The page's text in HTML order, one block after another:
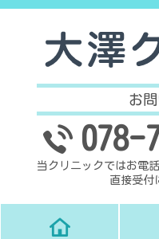
お
078-
当クリニックではお電
直接受付